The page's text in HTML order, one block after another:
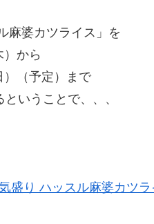
麻婆カツライス」を
から
）（予定）まで
いうことで、、、
盛り ハッスル麻婆カツ